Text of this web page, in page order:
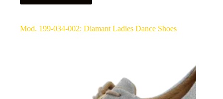
Mod. 199-034-002: Diamant Ladies Dance Shoes